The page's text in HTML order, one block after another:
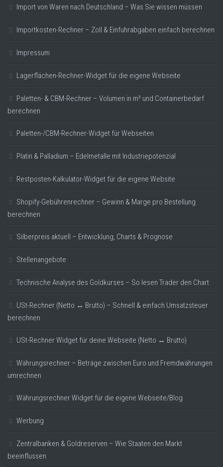
Import von Waren nach Deutschland – Was Sie wissen müssen
Importkosten-Rechner – Zoll & Einfuhrabgaben einfach berechnen
Impressum
Lagerflächen-Rechner-Widget für die eigene Webseite
Paletten- & CBM-Rechner – Volumen in m³ und Containerbedarf
berechnen
Paletten-/CBM-Rechner-Widget für Webseiten
Platin & Palladium – Edelmetalle mit Industriepotenzial
Restposten-Kalkulator-Widget für die eigene Website
Shopify-Gebührenrechner – Gewinn & Marge pro Bestellung
berechnen
Silberpreis aktuell – Entwicklung, Charts & Prognose
Stellenangebote
Technische Analyse des Goldkurses – So lesen Trader den Chart
USt-Rechner (Netto ↔ Brutto) – Schnell & einfach Umsatzsteuer
berechnen
USt-Rechner Widget für deine Webseite (Netto ↔ Brutto)
Währungsrechner – Beträge zwischen Euro und Fremdwährungen
umrechnen
Währungsrechner Widget für die eigene Webseite/Blog
Werbung
Zentralbanken & Goldreserven – Wie Staaten den Markt
beeinflussen